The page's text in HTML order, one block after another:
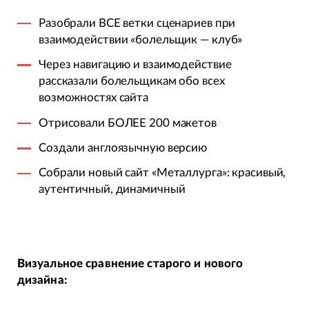
Разобрали ВСЕ ветки сценариев при
взаимодействии «болельщик — клуб»
Через навигацию и взаимодействие
рассказали болельщикам обо всех
возможностях сайта
Отрисовали БОЛЕЕ 200 макетов
Создали англоязычную версию
Собрали новый сайт «Металлурга»: красивый,
аутентичный, динамичный
Визуальное сравнение старого и нового
дизайна: